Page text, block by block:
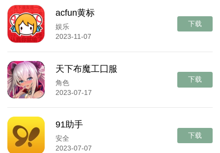
acfun黄标
娱乐
2023-11-07
下载
天下布魔工囗服
角色
2023-07-17
下载
91助手
安全
2023-07-07
下载